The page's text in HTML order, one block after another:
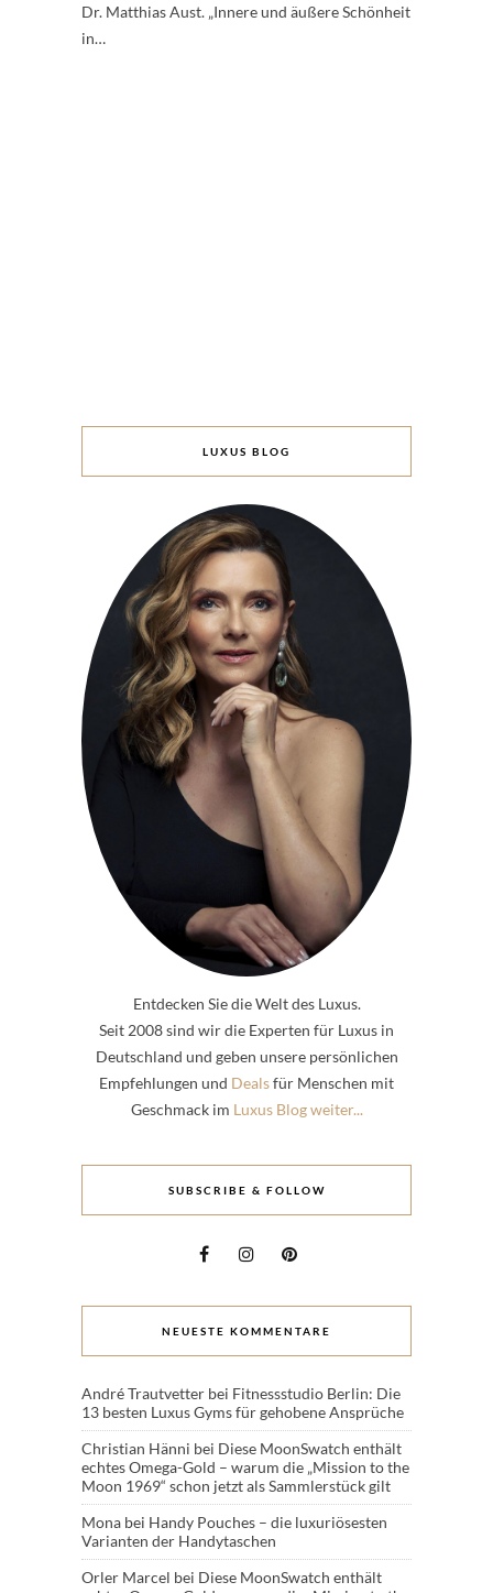
Dr. Matthias Aust. „Innere und äußere Schönheit
in…
LUXUS BLOG
Entdecken Sie die Welt des Luxus.
Seit 2008 sind wir die Experten für Luxus in
Deutschland und geben unsere persönlichen
Empfehlungen und Dealsfür Menschen mit
Geschmack im Luxus Blog weiter...
SUBSCRIBE & FOLLOW
NEUESTE KOMMENTARE
André Trautvetter bei Fitnessstudio Berlin: Die
13 besten Luxus Gyms für gehobene Ansprüche
Christian Hänni bei Diese MoonSwatch enthält
echtes Omega-Gold – warum die „Mission to the
Moon 1969“ schon jetzt als Sammlerstück gilt
Mona bei Handy Pouches – die luxuriösesten
Varianten der Handytaschen
Orler Marcel bei Diese MoonSwatch enthält